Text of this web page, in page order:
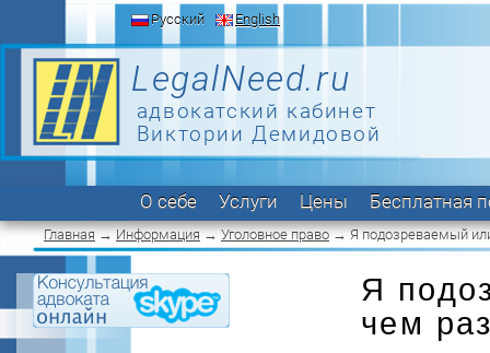
LegalNeed.ru
адвокатский кабинет
Виктории Демидовой
Русский English
О себе Услуги Цены Бесплатная
Главная→Информация→Уголовное право→ Я подозреваемый
Я
чем